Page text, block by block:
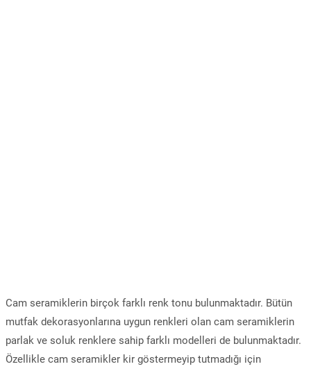
Cam seramiklerin birçok farklı renk tonu bulunmaktadır. Bütün
mutfak dekorasyonlarına uygun renkleri olan cam seramiklerin
parlak ve soluk renklere sahip farklı modelleri de bulunmaktadır.
Özellikle cam seramikler kir göstermeyip tutmadığı için